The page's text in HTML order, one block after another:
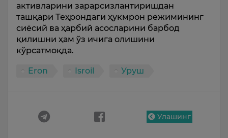
активларини зарарсизлантиришдан
ташқари Теҳрондаги ҳукмрон режимининг
сиёсий ва ҳарбий асосларини барбод
қилишни ҳам ўз ичига олишини
кўрсатмоқда.
Eron Isroil Уруш
Улашинг